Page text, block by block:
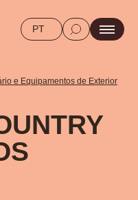
PT
e Equipamentos de Exterior